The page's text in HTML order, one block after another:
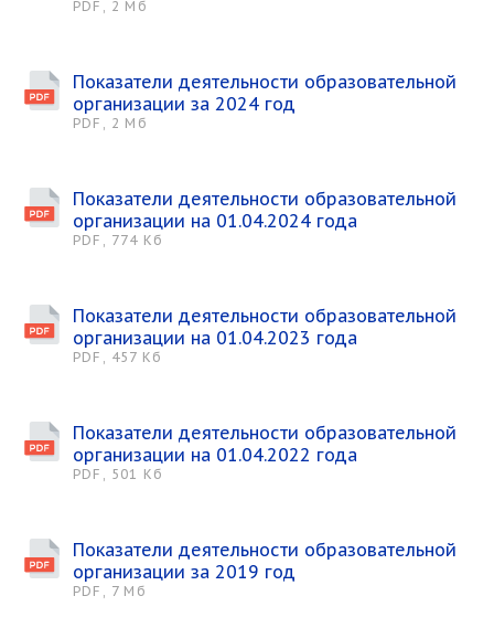
PDF, 2 Мб
Показатели деятельности образовательной
организации за 2024 год
PDF, 2 Мб
Показатели деятельности образовательной
организации на 01.04.2024 года
PDF, 774 Кб
Показатели деятельности образовательной
организации на 01.04.2023 года
PDF, 457 Кб
Показатели деятельности образовательной
организации на 01.04.2022 года
PDF, 501 Кб
Показатели деятельности образовательной
организации за 2019 год
PDF, 7 Мб